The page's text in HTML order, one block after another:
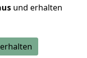
und erhalten